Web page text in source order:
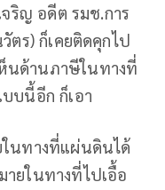
ริญ อดีต รมช.การ
ตร) ก็เคยติดคุกไป
นด้านภาษีในทางที่
บนี้อีก ก็เอา
ในทางที่แผ่นดินได้
ยในทางที่ไปเอื้อ